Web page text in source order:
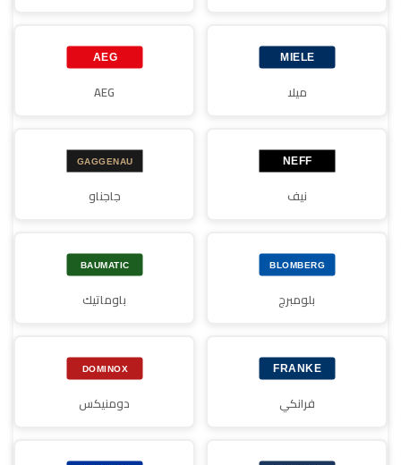
ميلا AEG
نيف جاجناو
بلومبرج باوماتيك
فرانكي دومنيكس